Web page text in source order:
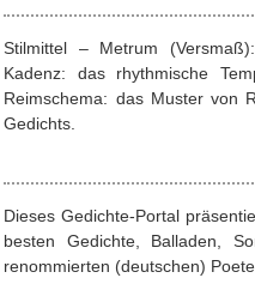
Stilmittel – Metrum
Kadenz: das rhythmische
Reimschema: das Muster von
Gedichts.
Dieses Gedichte-Portal
besten Gedichte, Balladen,
renommierten (deutschen)